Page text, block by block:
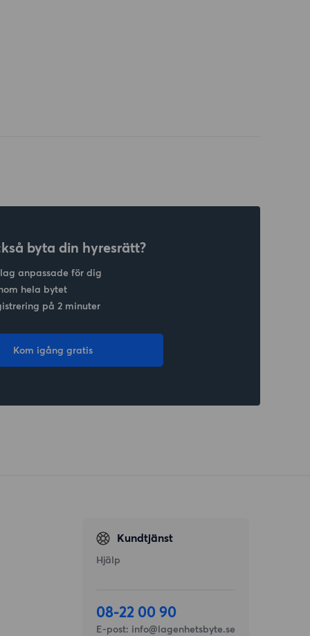
byta din hyresrätt?
anpassade för dig
hela bytet
på 2 minuter
Kom igång gratis
Kundtjänst
Hjälp
08-22 00 90
E-post: info@lagenhetsbyte.se